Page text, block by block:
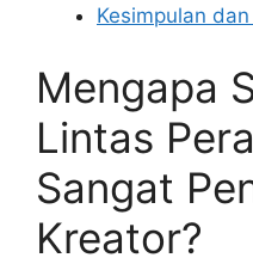
Kesimpulan
Mengapa
Lintas
Sangat
Kreator?